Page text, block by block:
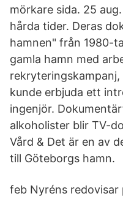
mörkare sida. 25
hårda tider. Deras
hamnen" från 1980-
gamla hamn med
kunde erbjuda ett
ingenjör.
alkoholister blir TV-
Vård & Det är en av
till Göteborgs hamn.
feb Nyréns